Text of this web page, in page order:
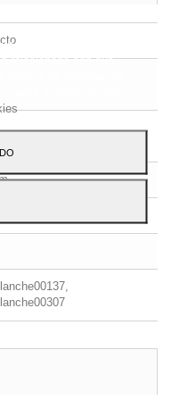
terceros para mejorar
relacionada con sus
de navegación.
pulse el botón Acepto.